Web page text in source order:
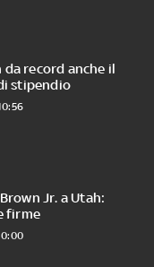
da record anche il
stipendio
Jr. a Utah:
firme